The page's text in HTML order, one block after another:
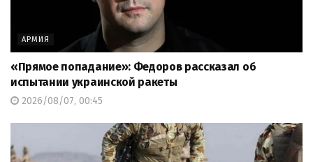
АРМИЯ
«Прямое попадание»: Федоров рассказал об
испытании украинской ракеты
2026/08/07, 00:45